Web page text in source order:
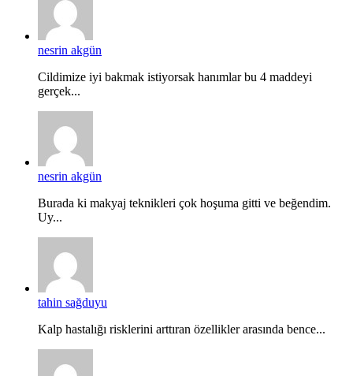
nesrin akgün
Cildimize iyi bakmak istiyorsak hanımlar bu 4 maddeyi
gerçek...
nesrin akgün
Burada ki makyaj teknikleri çok hoşuma gitti ve beğendim.
Uy...
tahin sağduyu
Kalp hastalığı risklerini arttıran özellikler arasında bence...